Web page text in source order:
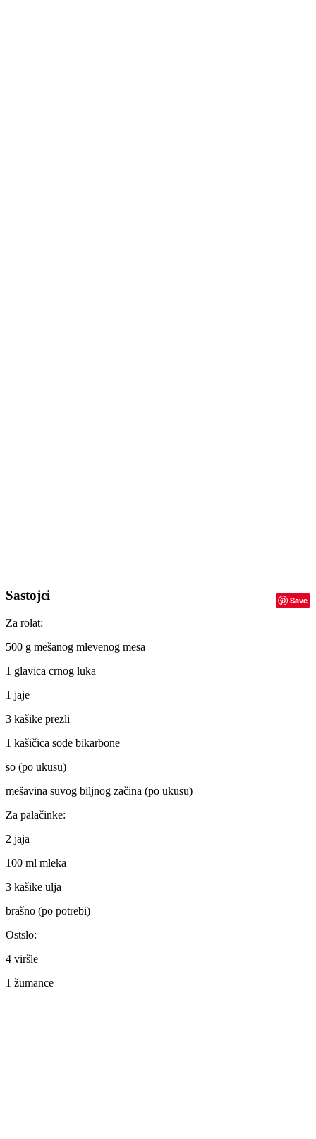
Save
Sastojci
Za rolat:
500 g mešanog mlevenog mesa
1 glavica crnog luka
1 jaje
3 kašike prezli
1 kašičica sode bikarbone
so (po ukusu)
mešavina suvog biljnog začina (po ukusu)
Za palačinke:
2 jaja
100 ml mleka
3 kašike ulja
brašno (po potrebi)
Ostslo:
4 viršle
1 žumance